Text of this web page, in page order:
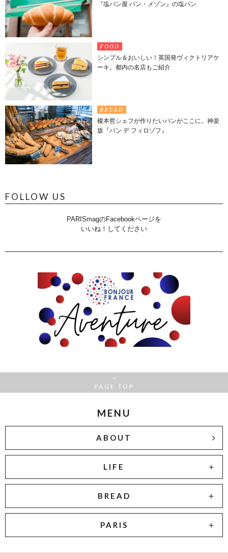
『塩パン屋 パン・メゾン』の塩パン
FOOD
シンプル＆おいしい！英国発ヴィクトリアケ
ーキ。都内の名店もご紹介
BREAD
榎本哲シェフが作りたいパンがここに。神楽
坂『パン デ フィロゾフ』
FOLLOW US
PARISmagのFacebookページを
いいね！してください
PAGE TOP
MENU
ABOUT
LIFE
BREAD
PARIS